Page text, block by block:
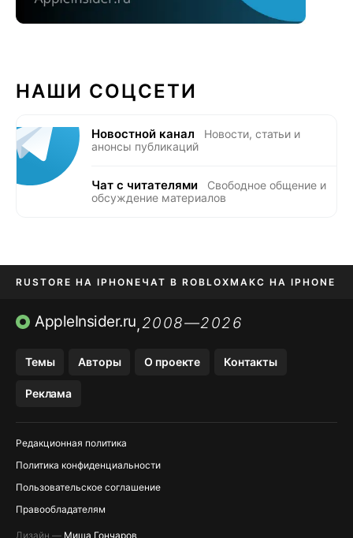
НАШИ СОЦСЕТИ
Новостной канал
Новости, статьи и
анонсы публикаций
Чат с читателями
Свободное общение и
обсуждение материалов
RUSTORE НА IPHONE ЧАТ В ROBLOXМАКС НА IPHONE
AVITO НА IPHONEВТБ ОНЛАЙН TIKTOK НА IPHONE
AppleInsider.ru,2008—2026
Темы Авторы О проекте Контакты
Реклама
Редакционная политика
Политика конфиденциальности
Пользовательское соглашение
Правообладателям
Дизайн — Миша Гончаров